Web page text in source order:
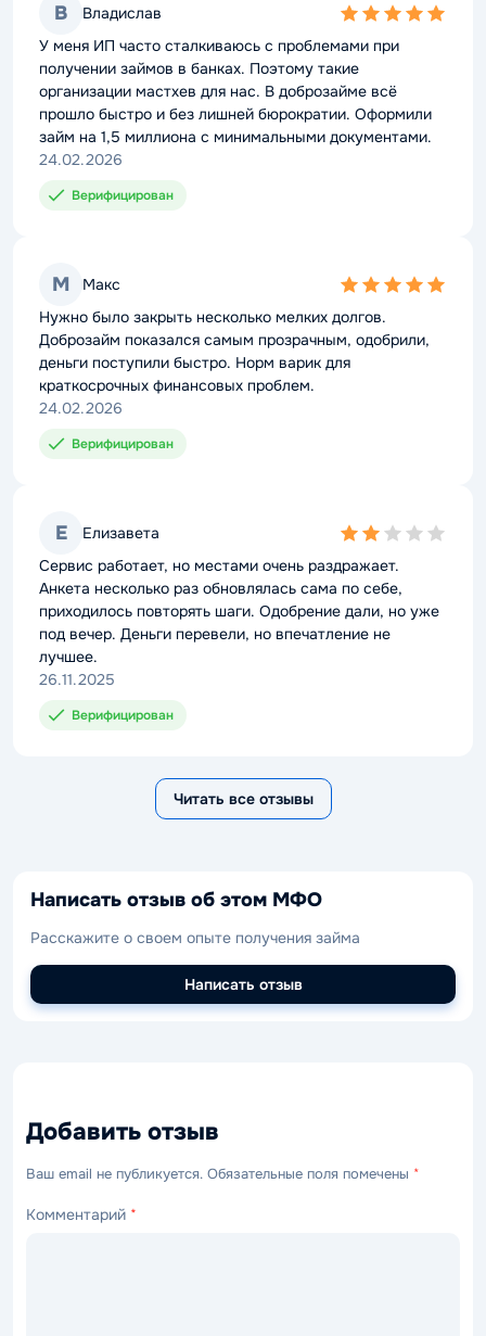
В Владислав
5,0
rating
У меня ИП часто сталкиваюсь с проблемами при
получении займов в банках. Поэтому такие
организации мастхев для нас. В доброзайме всё
прошло быстро и без лишней бюрократии. Оформили
займ на 1,5 миллиона с минимальными документами.
24.02.2026
Верифицирован
М Макс
5,0
rating
Нужно было закрыть несколько мелких долгов.
Доброзайм показался самым прозрачным, одобрили,
деньги поступили быстро. Норм варик для
краткосрочных финансовых проблем.
24.02.2026
Верифицирован
Е Елизавета
2,0
rating
Сервис работает, но местами очень раздражает.
Анкета несколько раз обновлялась сама по себе,
приходилось повторять шаги. Одобрение дали, но уже
под вечер. Деньги перевели, но впечатление не
лучшее.
26.11.2025
Верифицирован
Читать все отзывы
Написать отзыв об этом МФО
Расскажите о своем опыте получения займа
Написать отзыв
Добавить отзыв
Ваш email не публикуется. Обязательные поля помечены *
Комментарий *